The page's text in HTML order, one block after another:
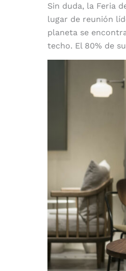
Sin duda, la Feria
lugar de reunión
planeta se
techo. El 80% de